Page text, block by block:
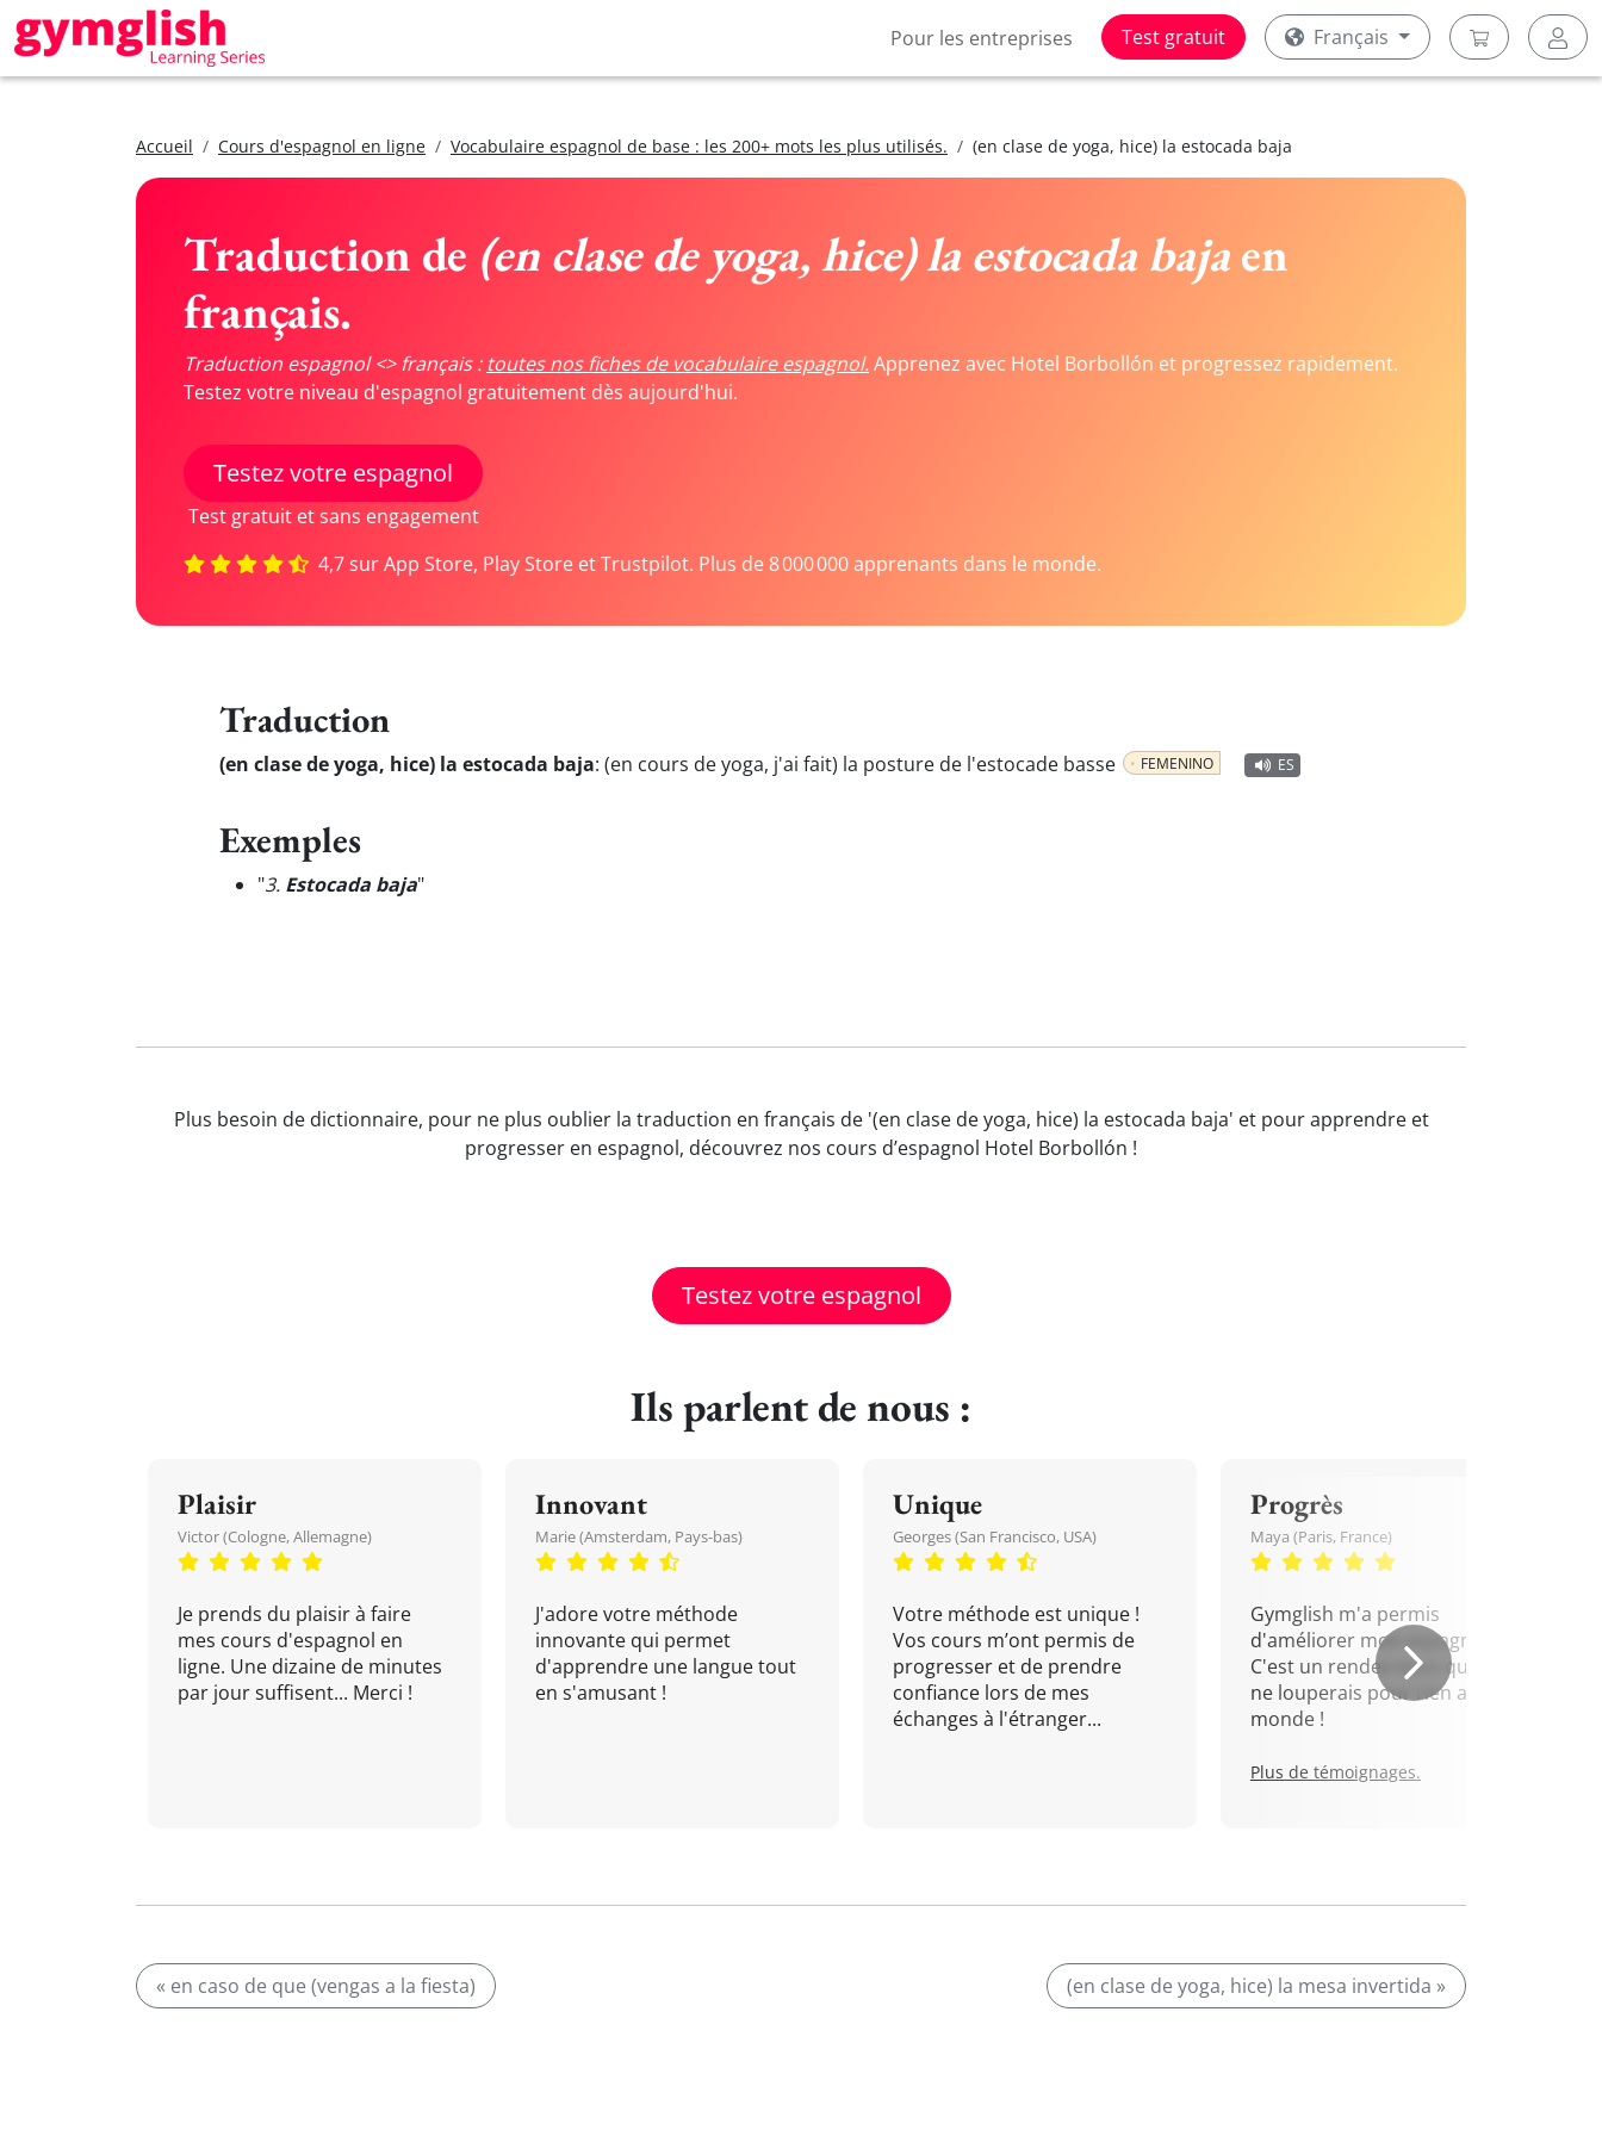
Pour les entreprises Test gratuit Français
Accueil Cours d'espagnol en ligne Vocabulaire espagnol de base : les 200+ mots les plus utilisés. (en clase de yoga, hice) la estocada baja
Traduction de (en clase de yoga, hice) la estocada bajaen
français.
Traduction espagnol <> français : toutes nos fiches de vocabulaire espagnol.Apprenez avec Hotel Borbollón et progressez rapidement.
Testez votre niveau d'espagnol gratuitement dès aujourd'hui.
Testez votre espagnol
Test gratuit et sans engagement
4,7 sur App Store, Play Store et Trustpilot. Plus de 8 000 000 apprenants dans le monde.
Traduction
(en clase de yoga, hice) la estocada baja: (en cours de yoga, j'ai fait) la posture de l'estocade basse FEMENINO ES
Exemples
"3. Estocada baja"
Plus besoin de dictionnaire, pour ne plus oublier la traduction en français de '(en clase de yoga, hice) la estocada baja' et pour apprendre et
progresser en espagnol, découvrez nos cours d’espagnol Hotel Borbollón !
Testez votre espagnol
Ils parlent de nous :
Plaisir
Victor (Cologne, Allemagne)
Je prends du plaisir à faire
mes cours d'espagnol en
ligne. Une dizaine de minutes
par jour suffisent... Merci !
Innovant
Marie (Amsterdam, Pays-bas)
J'adore votre méthode
innovante qui permet
d'apprendre une langue tout
en s'amusant !
Unique
Georges (San Francisco, USA)
Votre méthode est unique !
Vos cours m’ont permis de
progresser et de prendre
confiance lors de mes
échanges à l'étranger...
Progrès
Maya (Paris, France)
Gymglish m'a permis
d'améliorer mon espagnol.
C'est un rendez-vous que je
ne louperais pour rien au
monde !
Plus de témoignages.
« en caso de que (vengas a la fiesta) (en clase de yoga, hice) la mesa invertida »